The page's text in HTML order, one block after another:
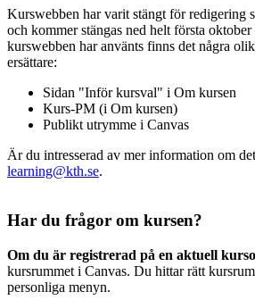
Kurswebben har varit stängt för redigering
och kommer stängas ned helt första
kurswebben har använts finns det några
ersättare:
Sidan "Inför kursval" i Om kursen
Kurs-PM (i Om kursen)
Publikt utrymme i Canvas
Är du intresserad av mer information om
learning@kth.se.
Har du frågor om kursen?
Om du är registrerad på en aktuell
kursrummet i Canvas. Du hittar rätt
personliga menyn.